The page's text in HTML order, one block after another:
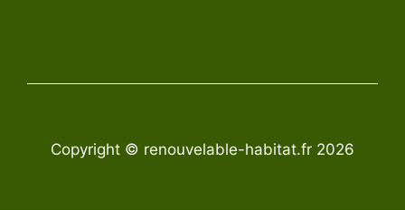
Copyright © renouvelable-habitat.fr 2026